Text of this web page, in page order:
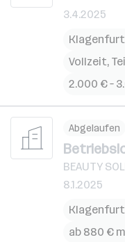
3.4.2025
Vollzeit,
2.000 € –
Abgelaufen
BEAUTY
8.1.2025
ab 880 €